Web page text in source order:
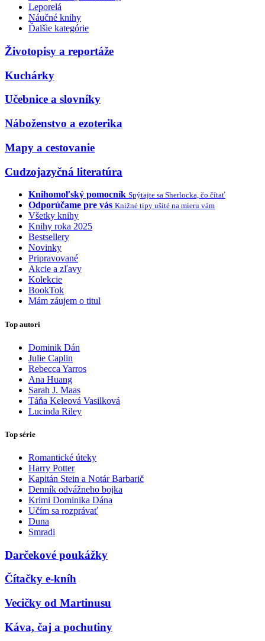
Leporelá
Náučné knihy
Ďalšie kategórie
Životopisy a reportáže
Kuchárky
Učebnice a slovníky
Náboženstvo a ezoterika
Mapy a cestovanie
Cudzojazyčná literatúra
Knihomoľský pomocník Spýtajte sa Sherlocka, čo čítať
Odporúčame pre vás Knižné tipy ušité na mieru vám
Všetky knihy
Knihy roka 2025
Bestsellery
Novinky
Pripravované
Akcie a zľavy
Kolekcie
BookTok
Mám záujem o titul
Top autori
Dominik Dán
Julie Caplin
Rebecca Yarros
Ana Huang
Sarah J. Maas
Táňa Keleová Vasilková
Lucinda Riley
Top série
Romantické úteky
Harry Potter
Kapitán Stein a Notár Barbarič
Denník odvážneho bojka
Krimi Dominika Dána
Učím sa rozprávať
Duna
Smradi
Darčekové poukážky
Čítačky e-kníh
Vecičky od Martinusu
Káva, čaj a pochutiny